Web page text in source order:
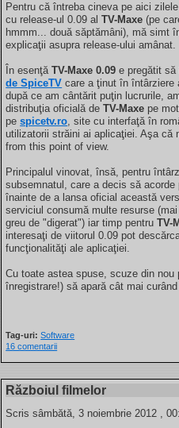
Pentru că întreba cineva pe aici
cu release-ul 0.09 alTV-Maxe (pe
hmmm... două săptămâni), mă simt
explicaţii asupra release-ului amânat.
În esenţăTV-Maxe 0.09 e pregătit
de SpiceTV care a ţinut în întârziere
după ce am cântărit puţin lucrurile,
distribuţia oficială deTV-Maxe pe
pespicetv.ro, site cu interfaţă în
utilizatorii străini ai aplicaţiei. Aşa că
from this point of view.
Principalul vinovat, însă, pentru
subsemnatul, care a decis să
înainte de a lansa oficial această
serviciul consumă multe resurse
greu de "digerat") iar timp pentruTV-
interesaţi de viitorul 0.09 pot
funcţionalităţi ale aplicaţiei.
Cu toate astea spuse, scuze din
înregistrare!) să apară cât mai
Tag-uri:Software
16 comentarii
Războiul filmelor
Scris sâmbătă, 3 noiembrie 2012 ,